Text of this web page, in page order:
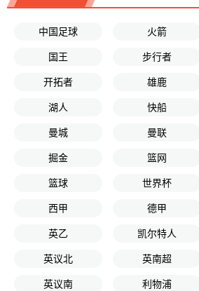
中国足球 火箭
国王 步行者
开拓者 雄鹿
湖人 快船
曼城 曼联
掘金 篮网
篮球 世界杯
西甲 德甲
英乙 凯尔特人
英议北 英南超
英议南 利物浦